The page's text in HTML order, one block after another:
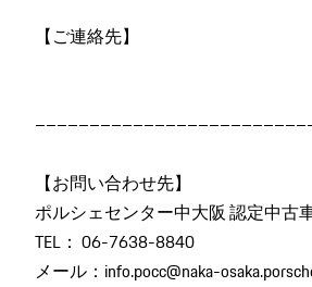
【ご連絡先】
【お問い合わせ先】
ポルシェセンター中大阪 認定中古
TEL： 06-7638-8840
メール：info.pocc@naka-